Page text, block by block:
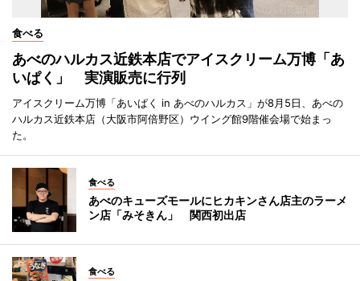
食べる
あべのハルカス近鉄本店でアイスクリーム万博「あ
いぱく」 実演販売に行列
アイスクリーム万博「あいぱく in あべのハルカス」が8月5日、あべの
ハルカス近鉄本店（大阪市阿倍野区）ウイング館9階催会場で始まっ
た。
食べる
あべのキューズモールにヒカキンさん店主のラーメ
ン店「みそきん」 関西初出店
食べる